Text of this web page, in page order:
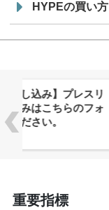
HYPEの買い方
重要指標